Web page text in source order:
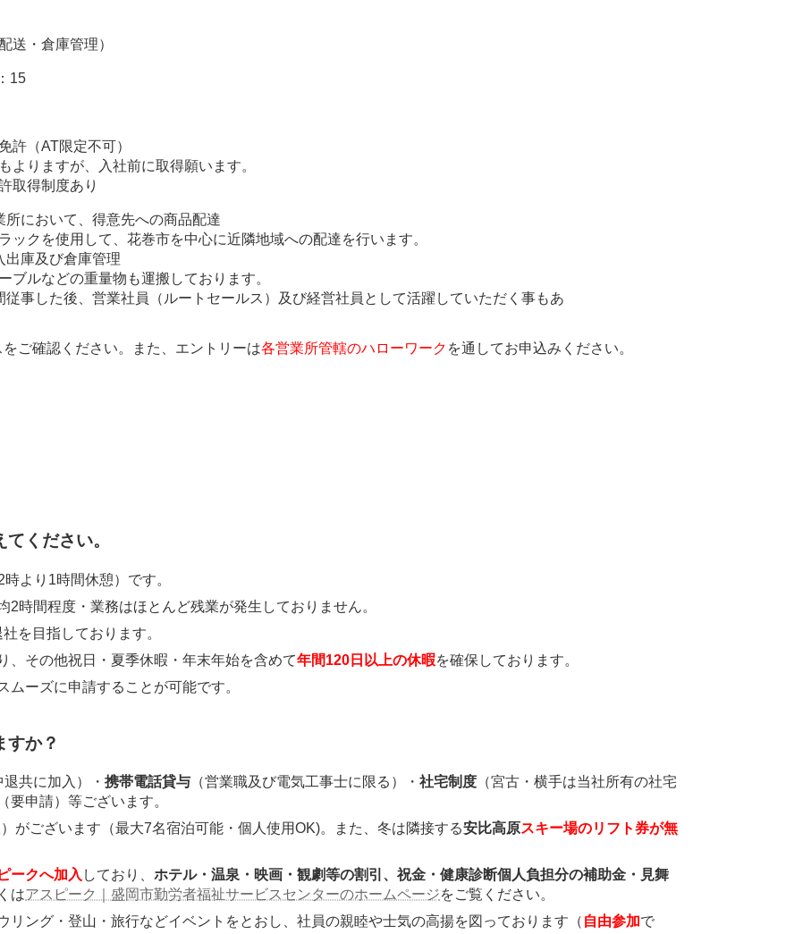
送・倉庫管理）
15
許（AT限定不可）
よりますが、入社前に取得願います。
取得制度あり
所において、得意先への商品配達
クを使用して、花巻市を中心に近隣地域への配達を行います。
出庫及び倉庫管理
ルなどの重量物も運搬しております。
従事した後、営業社員（ルートセールス）及び経営社員として活躍していただく事もあ
ご確認ください。また、エントリーは各営業所管轄のハローワーク を通してお申込みください。
ください。
より1時間休憩）です。
時間程度・業務はほとんど残業が発生しておりません。
を目指しております。
、その他祝日・夏季休暇・年末年始を含めて年間120日以上の休暇を確保しております。
ムーズに申請することが可能です。
か？
退共に加入）・ 携帯電話貸与 （営業職及び電気工事士に限る）・ 社宅制度 （宮古・横手は当社所有の社宅
（要申請）等ございます。
がございます（最大7名宿泊可能・個人使用OK)。また、冬は隣接する安比高原スキー場のリフト券が無
ークへ加入 しており、 ホテル・温泉・映画・観劇等の割引、祝金・健康診断個人負担分の補助金・見舞
はアスピーク｜盛岡市勤労者福祉サービスセンターのホームページをご覧ください。
リング・登山・旅行などイベントをとおし、社員の親睦や士気の高揚を図っております（ 自由参加で